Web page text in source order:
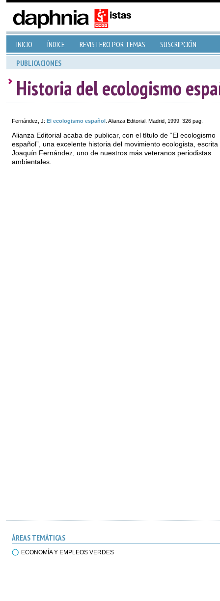
INICIO ÍNDICE REVISTERO POR TEMAS SUSCRIPCIÓN
PUBLICACIONES
Historia del ecologismo
Fernández, J: El ecologismo español. Alianza Editorial. Madrid, 1999. 326 pag.
Alianza Editorial acaba de publicar, con el título de “El ecologismo
español”, una excelente historia del movimiento ecologista, escrita
Joaquín Fernández, uno de nuestros más veteranos periodistas
ambientales.
ÁREAS TEMÁTICAS
ECONOMÍA Y EMPLEOS VERDES